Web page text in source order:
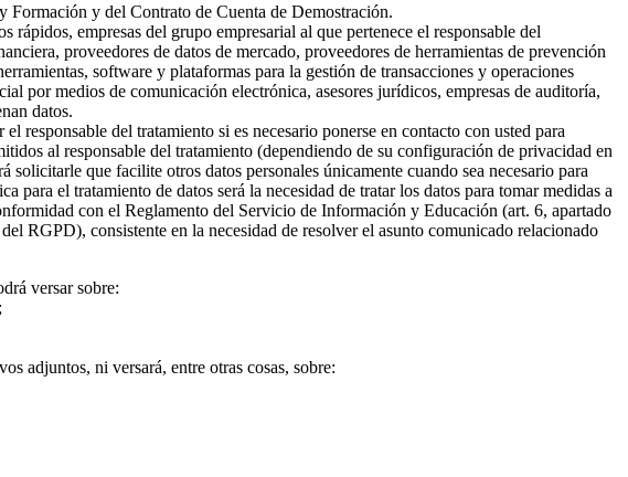
y del Contrato de Cuenta de Demostración.
rápidos, empresas del grupo empresarial al que pertenece el responsable del
proveedores de datos de mercado, proveedores de herramientas de prevención
software y plataformas para la gestión de transacciones y operaciones
por medios de comunicación electrónica, asesores jurídicos, empresas de auditoría,
datos.
responsable del tratamiento si es necesario ponerse en contacto con usted para
al responsable del tratamiento (dependiendo de su configuración de privacidad en
que facilite otros datos personales únicamente cuando sea necesario para
el tratamiento de datos será la necesidad de tratar los datos para tomar medidas a
con el Reglamento del Servicio de Información y Educación (art. 6, apartado
RGPD), consistente en la necesidad de resolver el asunto comunicado relacionado
versar sobre:
adjuntos, ni versará, entre otras cosas, sobre: